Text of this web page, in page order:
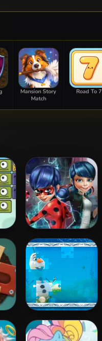
Mansion Story
Match
Road To 7
Ladybug Secret
Mission
Frozen Jigsaw
Puzzle